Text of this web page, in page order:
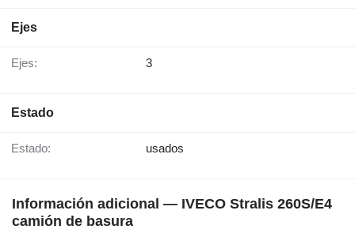
Ejes
Ejes: 3
Estado
Estado: usados
Información adicional — IVECO Stralis 260S/E4
camión de basura